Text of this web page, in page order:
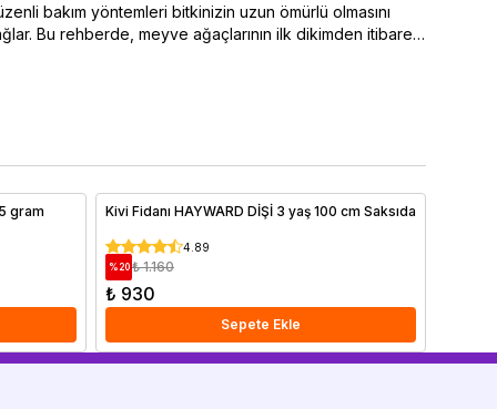
bakım yöntemleri bitkinizin uzun ömürlü olmasını
Bu rehberde, meyve ağaçlarının ilk dikimden itibaren
için ipuçlarımızı hemen bitiriyoruz!
gram Kivi Fidanı HAYWARD DİŞİ 3 yaş 100 cm Saksıda
4.89
%20 ₺ 1.160
₺ 930
Sepete Ekle